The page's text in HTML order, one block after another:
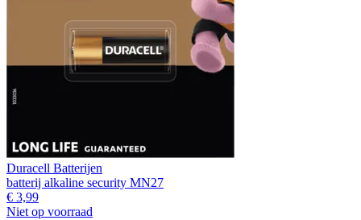
Duracell Batterijen
batterij alkaline security MN27
€ 3,99
Niet op voorraad